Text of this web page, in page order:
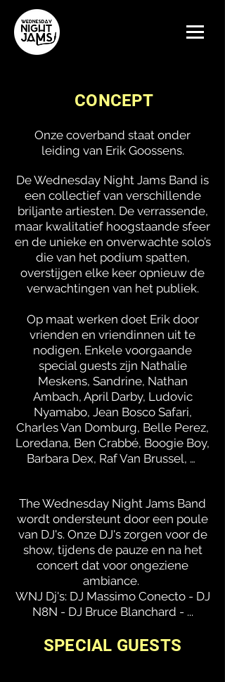
CONCEPT
Onze coverband staat onder
leiding van Erik Goossens.
De Wednesday Night Jams Band is
een collectief van verschillende
briljante artiesten. De verrassende,
maar kwalitatief hoogstaande sfeer
en de unieke en onverwachte solo’s
die van het podium spatten,
overstijgen elke keer opnieuw de
verwachtingen van het publiek.
Op maat werken doet Erik door
vrienden en vriendinnen uit te
nodigen. Enkele voorgaande
special guests zijn Nathalie
Meskens, Sandrine, Nathan
Ambach, April Darby, Ludovic
Nyamabo, Jean Bosco Safari,
Charles Van Domburg, Belle Perez,
Loredana, Ben Crabbé, Boogie Boy,
Barbara Dex, Raf Van Brussel, …
The Wednesday Night Jams Band
wordt ondersteunt door een poule
van DJ's. Onze DJ's zorgen voor de
show, tijdens de pauze en na het
concert dat voor ongeziene
ambiance.
WNJ Dj's: DJ Massimo Conecto - DJ
N8N - DJ Bruce Blanchard - ...
SPECIAL GUESTS